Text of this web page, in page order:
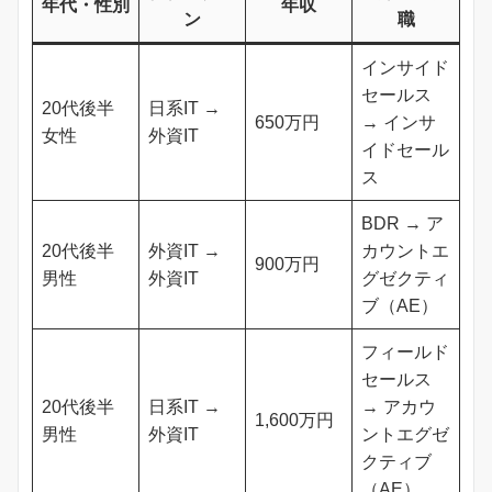
年代・性別
ン
年収
職
20代後半
女性
日系IT →
外資IT
650万円
インサイド
セールス
→ インサ
イドセール
ス
20代後半
男性
外資IT →
外資IT
900万円
BDR → ア
カウントエ
グゼクティ
ブ（AE）
20代後半
男性
日系IT →
外資IT
1,600万円
フィールド
セールス
→ アカウ
ントエグゼ
クティブ